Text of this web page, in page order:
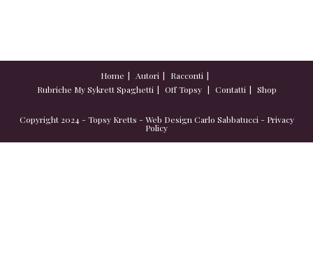
Home Autori
Racconti
Rubriche My Sykrett Spaghetti Off Topsy Contatti Shop
Copyright 2024 - Topsy Kretts - Web Design Carlo Sabbatucci - Privacy
Policy